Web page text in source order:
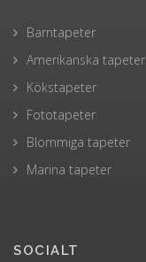
Barntapeter
Amerikanska tapeter
Kökstapeter
Fototapeter
Blommiga tapeter
Marina tapeter
SOCIALT